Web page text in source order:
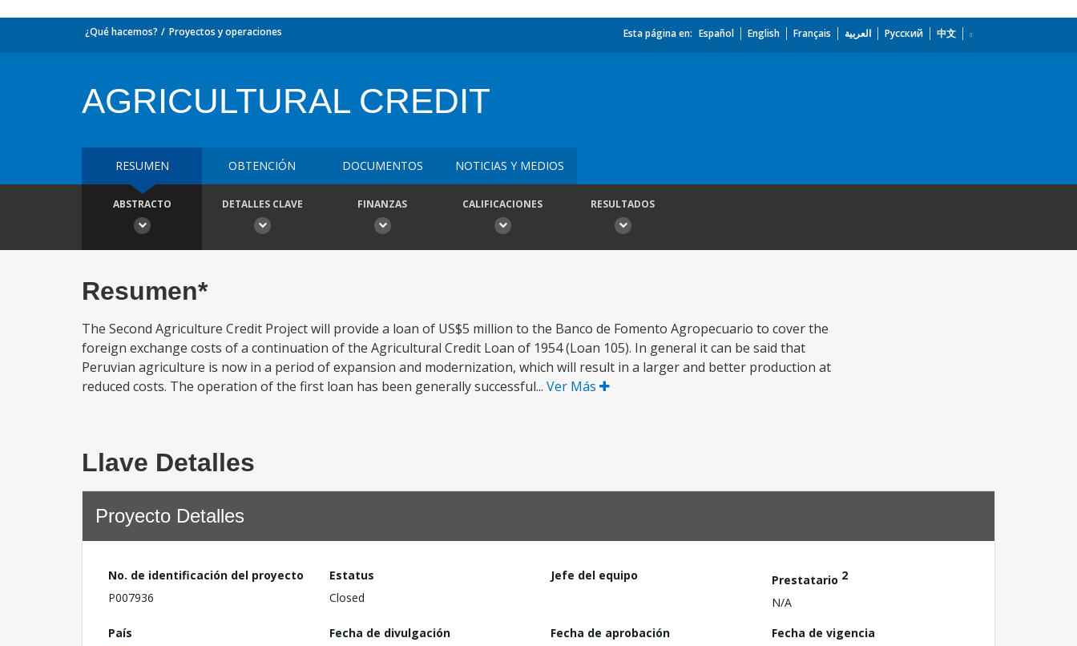
¿Qué hacemos? Proyectos y operaciones Esta página en: Español English Français العربية Русский 中文
AGRICULTURAL CREDIT
RESUMEN OBTENCIÓN DOCUMENTOS NOTICIAS Y MEDIOS
ABSTRACTO DETALLES CLAVE FINANZAS CALIFICACIONES RESULTADOS
Resumen*
The Second Agriculture Credit Project will provide a loan of US$5 million to the Banco de Fomento Agropecuario to cover the
foreign exchange costs of a continuation of the Agricultural Credit Loan of 1954 (Loan 105). In general it can be said that
Peruvian agriculture is now in a period of expansion and modernization, which will result in a larger and better production at
reduced costs. The operation of the first loan has been generally successful... Ver Más
Llave Detalles
Proyecto Detalles
No. de identificación del proyecto
P007936
Estatus
Closed
Jefe del equipo Prestatario 2
N/A
País
Fecha de divulgación
Fecha de aprobación
Fecha de vigencia